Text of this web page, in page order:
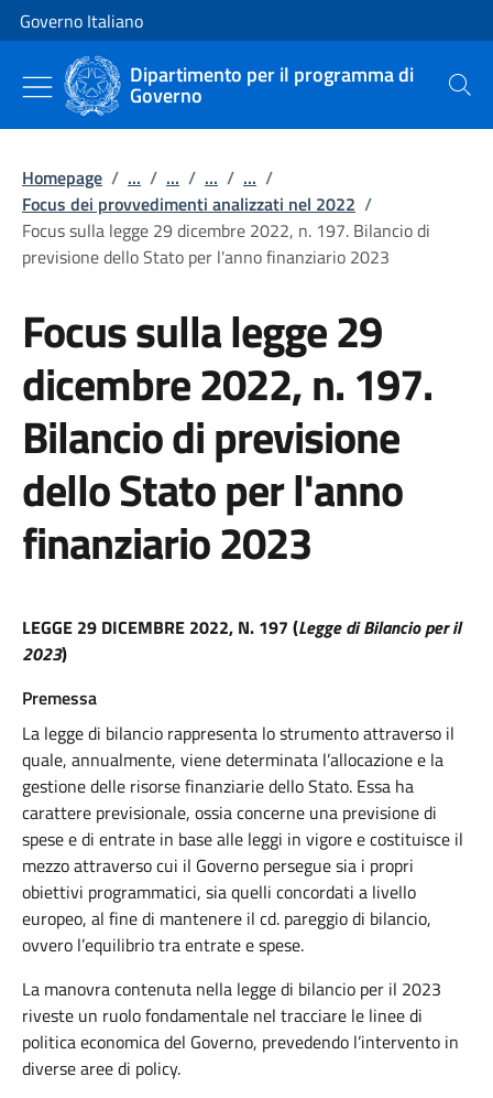
Vai al contenuto
Vai alla navigazione del sito
Governo Italiano
Dipartimento per il programma di
Governo Cerca
Homepage / ... / ... / ... / ... /
Focus dei provvedimenti analizzati nel 2022 /
Focus sulla legge 29 dicembre 2022, n. 197. Bilancio di
previsione dello Stato per l'anno finanziario 2023
Focus sulla legge 29
dicembre 2022, n. 197.
Bilancio di previsione
dello Stato per l'anno
finanziario 2023
LEGGE 29 DICEMBRE 2022, N. 197 (Legge di Bilancio per il
2023)
Premessa
La legge di bilancio rappresenta lo strumento attraverso il
quale, annualmente, viene determinata l’allocazione e la
gestione delle risorse finanziarie dello Stato. Essa ha
carattere previsionale, ossia concerne una previsione di
spese e di entrate in base alle leggi in vigore e costituisce il
mezzo attraverso cui il Governo persegue sia i propri
obiettivi programmatici, sia quelli concordati a livello
europeo, al fine di mantenere il cd. pareggio di bilancio,
ovvero l’equilibrio tra entrate e spese.
La manovra contenuta nella legge di bilancio per il 2023
riveste un ruolo fondamentale nel tracciare le linee di
politica economica del Governo, prevedendo l’intervento in
diverse aree di policy.